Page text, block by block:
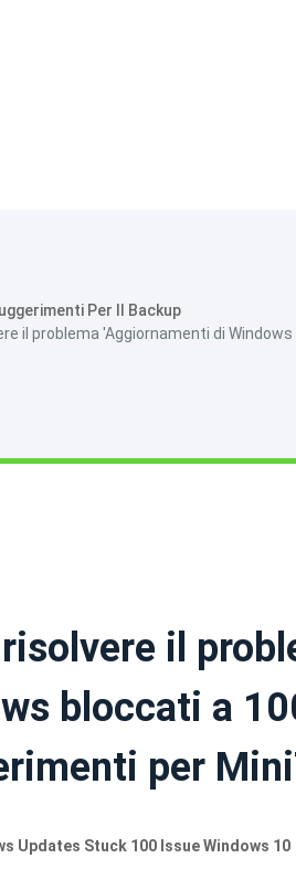
Per Il Backup
il problema 'Aggiornamenti di
il
bloccati a
per
Updates Stuck 100 Issue Windows 10